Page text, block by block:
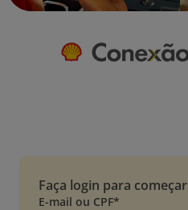
Faça login para começar
E-mail ou CPF*